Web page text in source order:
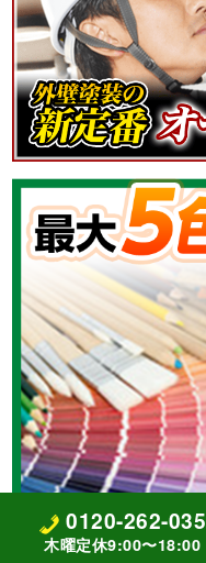
0120-262-035
木曜定休9:00〜18:00